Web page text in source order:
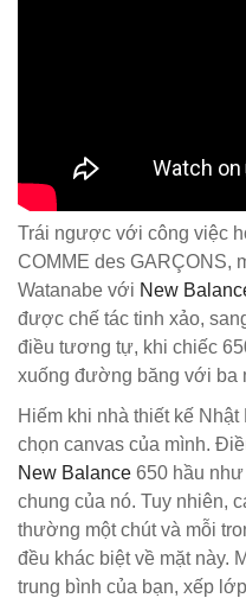
Trái ngược với công việc
COMME des GARÇONS,
Watanabe với New
được chế tác tinh xảo,
điều tương tự, khi chiếc
xuống đường băng với ba
Hiếm khi nhà thiết kế
chọn canvas của mình.
New Balance 650 hầu
chung của nó. Tuy nhiên,
thường một chút và mỗi
đều khác biệt về mặt này.
trung bình của bạn, xếp